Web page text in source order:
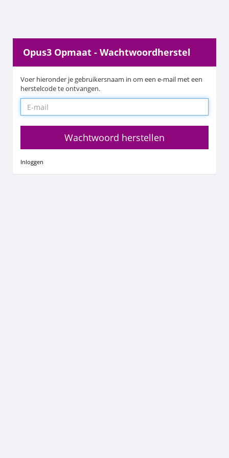
Opus3 Opmaat - Wachtwoordherstel
Voer hieronder je gebruikersnaam in om een e-mail met een
herstelcode te ontvangen.
Wachtwoord herstellen
Inloggen